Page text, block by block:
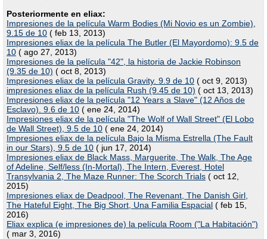
Posteriormente en eliax:
Impresiones de la película Warm Bodies (Mi Novio es un Zombie),
9.15 de 10 ( feb 13, 2013)
Impresiones eliax de la película The Butler (El Mayordomo): 9.5 de
10 ( ago 27, 2013)
Impresiones de la película "42", la historia de Jackie Robinson
(9.35 de 10) ( oct 8, 2013)
Impresiones eliax de la película Gravity. 9.9 de 10 ( oct 9, 2013)
impresiones eliax de la película Rush (9.45 de 10) ( oct 13, 2013)
Impresiones eliax de la película "12 Years a Slave" (12 Años de
Esclavo). 9.6 de 10 ( ene 24, 2014)
Impresiones eliax de la película "The Wolf of Wall Street" (El Lobo
de Wall Street), 9.5 de 10 ( ene 24, 2014)
Impresiones eliax de la película Bajo la Misma Estrella (The Fault
in our Stars), 9.5 de 10 ( jun 17, 2014)
Impresiones eliax de Black Mass, Marguerite, The Walk, The Age
of Adeline, Self/less (In-Mortal), The Intern, Everest, Hotel
Transylvania 2, The Maze Runner: The Scorch Trials ( oct 12,
2015)
Impresiones eliax de Deadpool, The Revenant, The Danish Girl,
The Hateful Eight, The Big Short, Una Familia Espacial ( feb 15,
2016)
Eliax explica (e impresiones de) la película Room ("La Habitación")
( mar 3, 2016)